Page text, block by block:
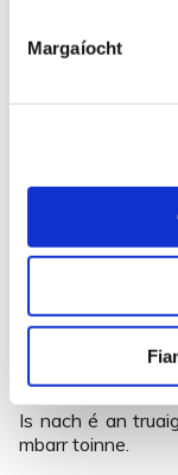
Margaíocht
Is tá do shúile ag
Ó chúig phunt
Sé mo léan géar
‘Gus bhí tú ar
Ag tionlacan an
Is nach é an
mbarr toinne.